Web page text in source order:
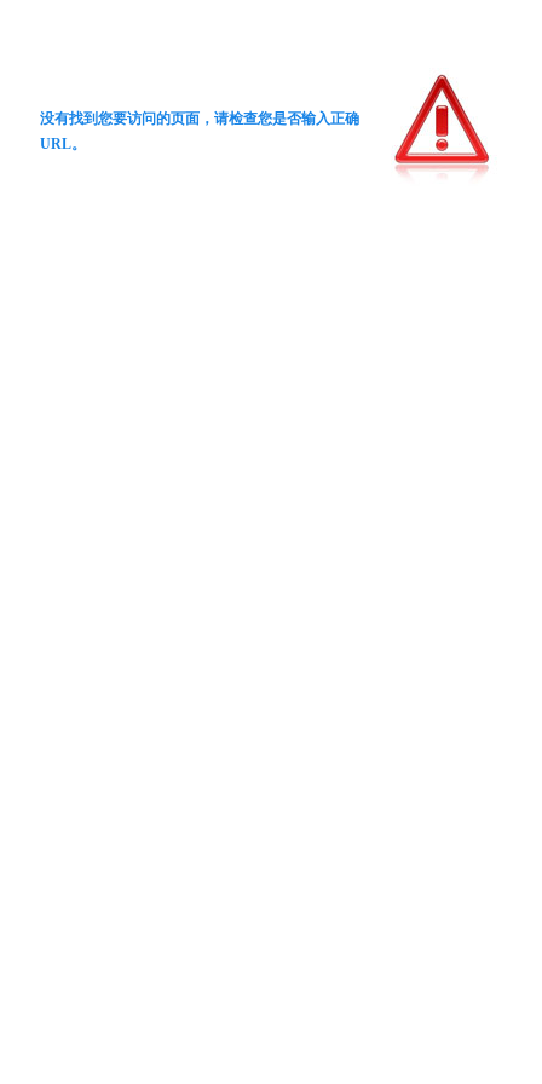
没有找到您要访问的页面，请检查您是否输入正确
URL。